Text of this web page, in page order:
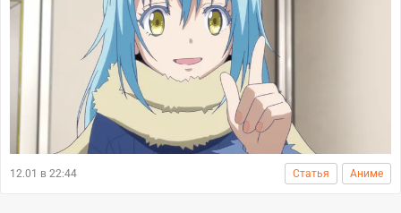
12.01 в 22:44 Статья Аниме